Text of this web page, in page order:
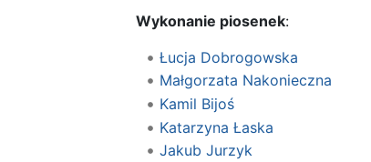
Wykonanie piosenek:
Łucja Dobrogowska
Małgorzata Nakonieczna
Kamil Bijoś
Katarzyna Łaska
Jakub Jurzyk